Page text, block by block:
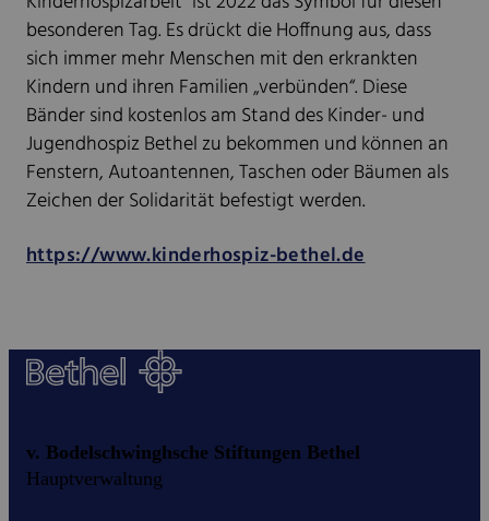
besonderen Tag. Es drückt die Hoffnung aus, dass
sich immer mehr Menschen mit den erkrankten
Kindern und ihren Familien „verbünden“. Diese
Bänder sind kostenlos am Stand des Kinder- und
Jugendhospiz Bethel zu bekommen und können an
Fenstern, Autoantennen, Taschen oder Bäumen als
Zeichen der Solidarität befestigt werden.
https://www.kinderhospiz-bethel.de
v. Bodelschwinghsche Stiftungen Bethel
Hauptverwaltung